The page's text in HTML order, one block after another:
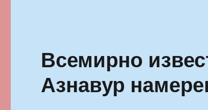
Всемирно
Азнавур